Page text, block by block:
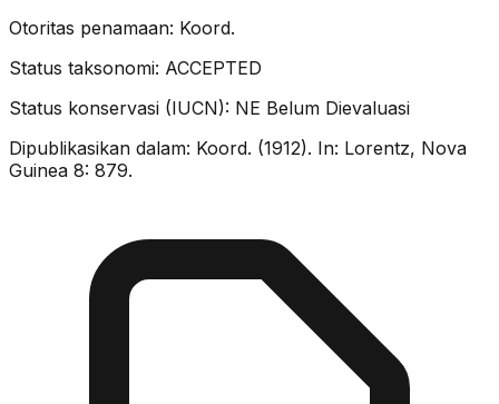
Otoritas penamaan: Koord.
Status taksonomi: ACCEPTED
Status konservasi (IUCN): NE Belum Dievaluasi
Dipublikasikan dalam: Koord. (1912). In: Lorentz, Nova
Guinea 8: 879.